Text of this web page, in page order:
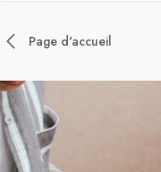
Page d'accueil